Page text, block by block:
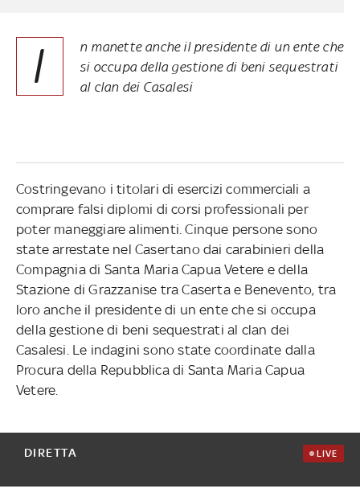
I
n manette anche il presidente di un ente che
si occupa della gestione di beni sequestrati
al clan dei Casalesi
Costringevano i titolari di esercizi commerciali a
comprare falsi diplomi di corsi professionali per
poter maneggiare alimenti. Cinque persone sono
state arrestate nel Casertano dai carabinieri della
Compagnia di Santa Maria Capua Vetere e della
Stazione di Grazzanise tra Caserta e Benevento, tra
loro anche il presidente di un ente che si occupa
della gestione di beni sequestrati al clan dei
Casalesi. Le indagini sono state coordinate dalla
Procura della Repubblica di Santa Maria Capua
Vetere.
DIRETTA LIVE